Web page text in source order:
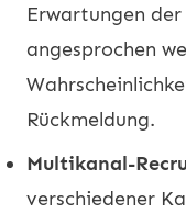
Erwartungen
angesprochen
Rückmeldung.
Multikanal-
verschiedener